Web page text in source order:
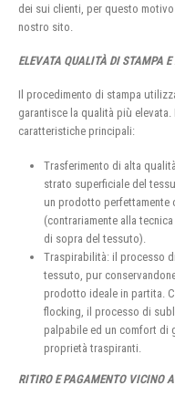
dei sui clienti, per questo
nostro sito.
ELEVATA QUALITÀ DI STAMPA
Il procedimento di stampa
garantisce la qualità più elevata.
caratteristiche principali:
Trasferimento di alta
strato superficiale del
un prodotto perfettamente
(contrariamente alla
di sopra del tessuto).
Traspirabilità: il processo
tessuto, pur
prodotto ideale in partita.
flocking, il processo di
palpabile ed un comfort di
proprietà traspiranti.
RITIRO E PAGAMENTO VICINO